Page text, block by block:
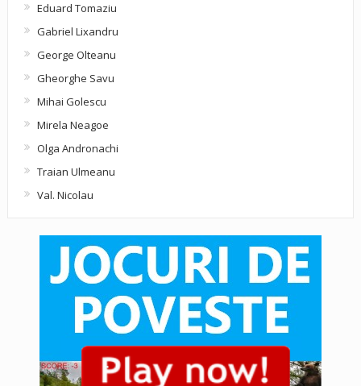
Eduard Tomaziu
Gabriel Lixandru
George Olteanu
Gheorghe Savu
Mihai Golescu
Mirela Neagoe
Olga Andronachi
Traian Ulmeanu
Val. Nicolau